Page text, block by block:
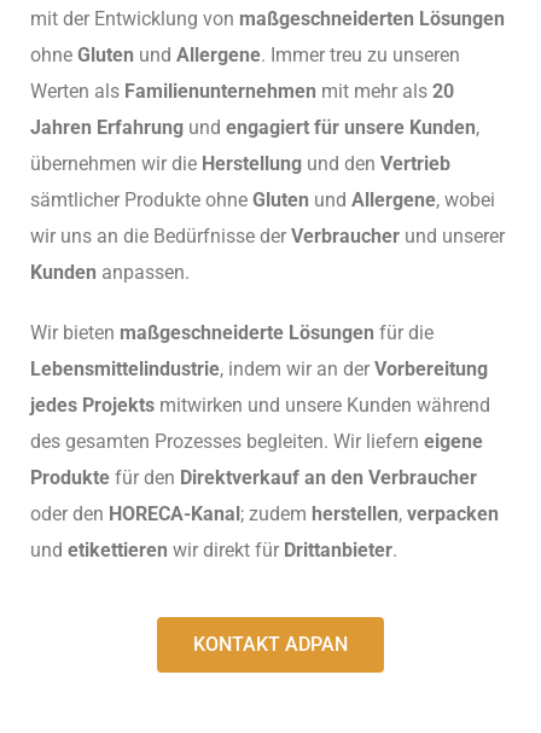
mit der Entwicklung von maßgeschneiderten Lösungen
ohne Gluten und Allergene. Immer treu zu unseren
Werten als Familienunternehmen mit mehr als 20
Jahren Erfahrung und engagiert für unsere Kunden,
übernehmen wir die Herstellung und den Vertrieb
sämtlicher Produkte ohne Gluten und Allergene, wobei
wir uns an die Bedürfnisse der Verbraucher und unserer
Kunden anpassen.
Wir bieten maßgeschneiderte Lösungen für die
Lebensmittelindustrie, indem wir an der Vorbereitung
jedes Projekts mitwirken und unsere Kunden während
des gesamten Prozesses begleiten. Wir liefern eigene
Produkte für den Direktverkauf an den Verbraucher
oder den HORECA-Kanal; zudem herstellen, verpacken
und etikettieren wir direkt für Drittanbieter.
KONTAKT ADPAN